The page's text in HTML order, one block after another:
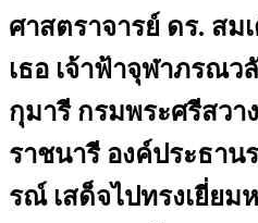
ศาสตราจารย์ ดร. สม
เธอ เจ้าฟ้าจุฬาภรณ
กุมารี กรมพระศรีสว
ราชนารี องค์ประธาน
รณ์ เสด็จไปทรงเยี่ยม